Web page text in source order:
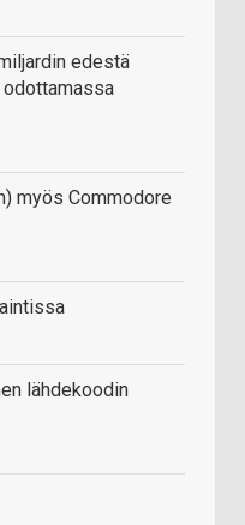
edestä
myös Commodore
lähdekoodin